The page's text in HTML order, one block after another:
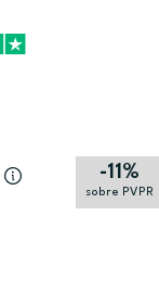
-11%
sobre PVPR